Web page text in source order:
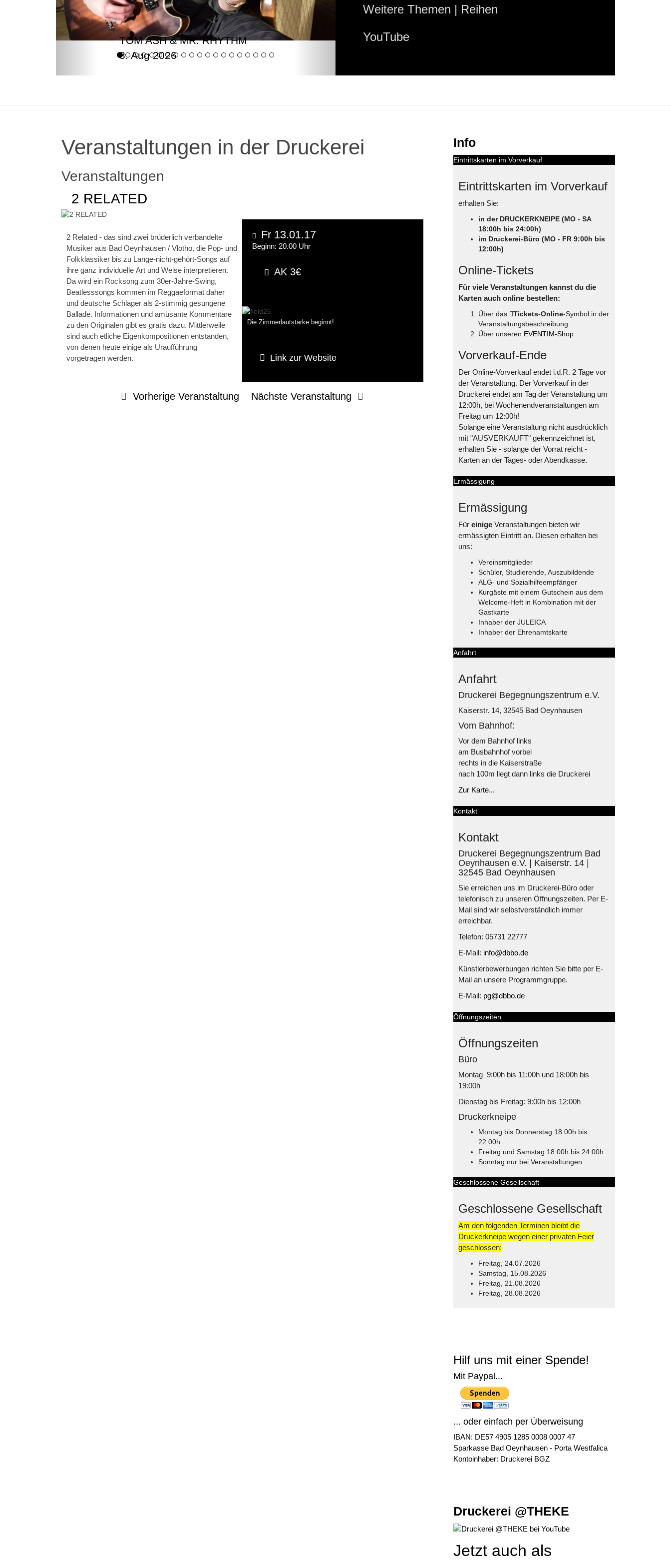
TOM ASH & MR. RHYTHM
8. Aug 2026
Weitere Themen | Reihen
YouTube
Veranstaltungen in der Druckerei
Veranstaltungen
2 RELATED
2 Related - das sind zwei brüderlich verbandelte
Musiker aus Bad Oeynhausen / Vlotho, die Pop- und
Folkklassiker bis zu Lange-nicht-gehört-Songs auf
ihre ganz individuelle Art und Weise interpretieren.
Da wird ein Rocksong zum 30er-Jahre-Swing,
Beatlesssongs kommen im Reggaeformat daher
und deutsche Schlager als 2-stimmig gesungene
Ballade. Informationen und amüsante Kommentare
zu den Originalen gibt es gratis dazu. Mittlerweile
sind auch etliche Eigenkompositionen entstanden,
von denen heute einige als Uraufführung
vorgetragen werden.
Fr 13.01.17
Beginn: 20.00 Uhr
AK 3€
Die Zimmerlautstärke beginnt!
Link zur Website
Vorherige Veranstaltung Nächste Veranstaltung
Info
Eintrittskarten im Vorverkauf
Eintrittskarten im Vorverkauf
erhalten Sie:
in der DRUCKERKNEIPE (MO - SA
18:00h bis 24:00h)
im Druckerei-Büro (MO - FR 9:00h bis
12:00h)
Online-Tickets
Für viele Veranstaltungen kannst du die
Karten auch online bestellen:
Über das Tickets-Online-Symbol in der
Veranstaltungsbeschreibung
Über unseren EVENTIM-Shop
Vorverkauf-Ende
Der Online-Vorverkauf endet i.d.R. 2 Tage vor
der Veranstaltung. Der Vorverkauf in der
Druckerei endet am Tag der Veranstaltung um
12:00h, bei Wochenendveranstaltungen am
Freitag um 12:00h!
Solange eine Veranstaltung nicht ausdrücklich
mit "AUSVERKAUFT" gekennzeichnet ist,
erhalten Sie - solange der Vorrat reicht -
Karten an der Tages- oder Abendkasse.
Ermässigung
Ermässigung
Für einigeVeranstaltungen bieten wir
ermässigten Eintritt an. Diesen erhalten bei
uns:
Vereinsmitglieder
Schüler, Studierende, Auszubildende
ALG- und Sozialhilfeempfänger
Kurgäste mit einem Gutschein aus dem
Welcome-Heft in Kombination mit der
Gastkarte
Inhaber der JULEICA
Inhaber der Ehrenamtskarte
Anfahrt
Anfahrt
Druckerei Begegnungszentrum e.V.
Kaiserstr. 14, 32545 Bad Oeynhausen
Vom Bahnhof:
Vor dem Bahnhof links
am Busbahnhof vorbei
rechts in die Kaiserstraße
nach 100m liegt dann links die Druckerei
Zur Karte...
Kontakt
Kontakt
Druckerei Begegnungszentrum Bad
Oeynhausen e.V. | Kaiserstr. 14 |
32545 Bad Oeynhausen
Sie erreichen uns im Druckerei-Büro oder
telefonisch zu unseren Öffnungszeiten. Per E-
Mail sind wir selbstverständlich immer
erreichbar.
Telefon: 05731 22777
E-Mail: info@dbbo.de
Künstlerbewerbungen richten Sie bitte per E-
Mail an unsere Programmgruppe.
E-Mail: pg@dbbo.de
Öffnungszeiten
Öffnungszeiten
Büro
Montag 9:00h bis 11:00h und 18:00h bis
19:00h
Dienstag bis Freitag: 9:00h bis 12:00h
Druckerkneipe
Montag bis Donnerstag 18:00h bis
22:00h
Freitag und Samstag 18:00h bis 24:00h
Sonntag nur bei Veranstaltungen
Geschlossene Gesellschaft
Geschlossene Gesellschaft
Am den folgenden Terminen bleibt die
Druckerkneipe wegen einer privaten Feier
geschlossen:
Freitag, 24.07.2026
Samstag, 15.08.2026
Freitag, 21.08.2026
Freitag, 28.08.2026
Hilf uns mit einer Spende!
Mit Paypal...
... oder einfach per Überweisung
IBAN: DE57 4905 1285 0008 0007 47
Sparkasse Bad Oeynhausen - Porta Westfalica
Kontoinhaber: Druckerei BGZ
Druckerei @THEKE
Jetzt auch als